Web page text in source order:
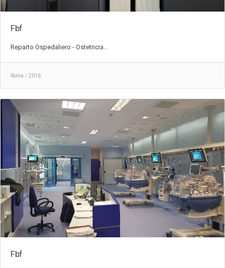
Fbf
Reparto Ospedaliero - Ostetricia...
Roma / 2016
Fbf